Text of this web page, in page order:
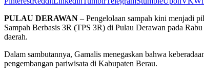
PULAU DERAWAN – Pengelolaan sampah kini menjadi
Sampah Berbasis 3R (TPS 3R) di Pulau Derawan pada
daerah.
Dalam sambutannya, Gamalis menegaskan bahwa
pengembangan pariwisata di Kabupaten Berau.